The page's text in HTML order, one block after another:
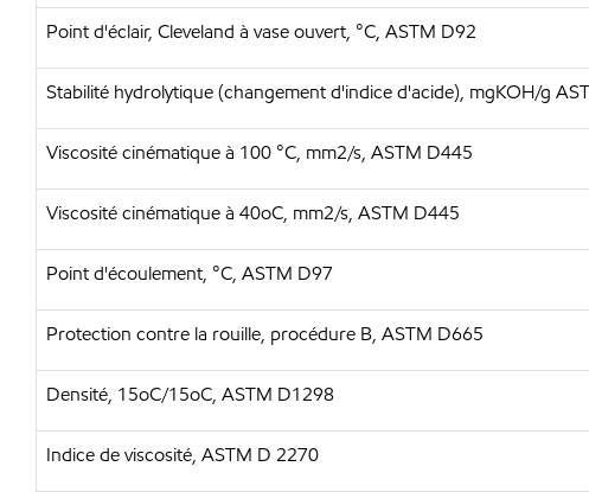
Point d'éclair, Cleveland à vase ouvert, °C, ASTM D92
Stabilité hydrolytique (changement d'indice d'acide), mgKOH/g
Viscosité cinématique à 100 °C, mm2/s, ASTM D445
Viscosité cinématique à 40oC, mm2/s, ASTM D445
Point d'écoulement, °C, ASTM D97
Protection contre la rouille, procédure B, ASTM D665
Densité, 15oC/15oC, ASTM D1298
Indice de viscosité, ASTM D 2270